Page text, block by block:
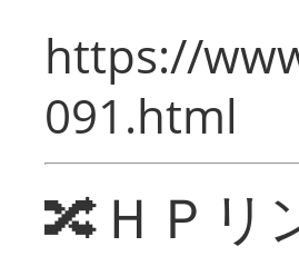
https://
091.html
🔀ＨＰリ